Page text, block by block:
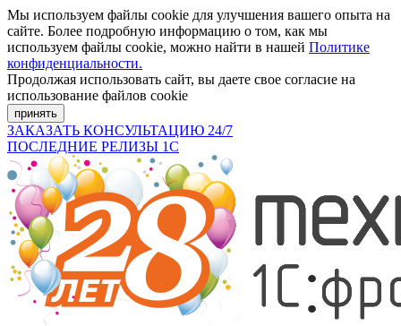
Мы используем файлы cookie для улучшения вашего опыта на
сайте. Более подробную информацию о том, как мы
используем файлы cookie, можно найти в нашей Политике
конфиденциальности.
Продолжая использовать сайт, вы даете свое согласие на
использование файлов cookie
принять
ЗАКАЗАТЬ КОНСУЛЬТАЦИЮ 24/7
ПОСЛЕДНИЕ РЕЛИЗЫ 1С